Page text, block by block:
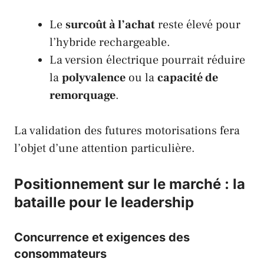
Lesurcoût à l’achatreste élevé pour
l’hybride rechargeable.
La version électrique pourrait réduire
lapolyvalence ou lacapacité de
remorquage.
La validation des futures motorisations fera
l’objet d’une attention particulière.
Positionnement sur le marché : la
bataille pour le leadership
Concurrence et exigences des
consommateurs